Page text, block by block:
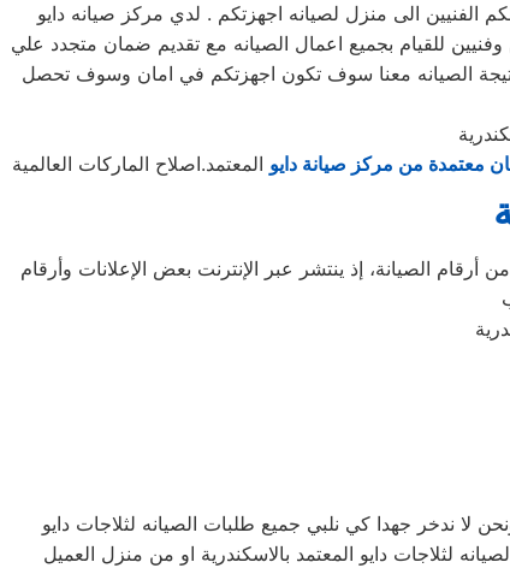
صيانه دايو خدمه 24 ساعه , فى تلقى شكواكم , وايضا يصلكم الفنيين الى منزل لصيانه اجهزتكم . لدي مركز صيانه دايو
للقيام بجميع اعمال الصيانه مع تقديم ضمان متجدد علي
الصيانه معنا سوف تكون اجهزتكم في امان وسوف تحصل
معتمدة من مركز صيانة دايو المعتمد.اصلاح الماركات العالمية
الصيانة، إذ ينتشر عبر الإنترنت بعض الإعلانات وأرقام